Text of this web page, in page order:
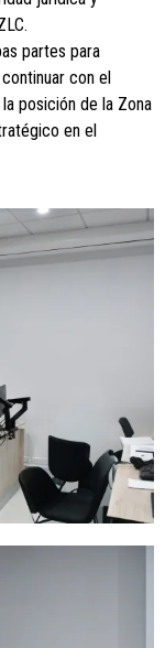
partes para
con el
posición de la Zona
en el